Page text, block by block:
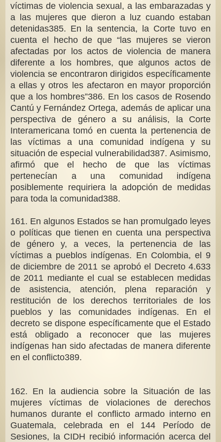
víctimas de violencia sexual, a las embarazadas y
a las mujeres que dieron a luz cuando estaban
detenidas385. En la sentencia, la Corte tuvo en
cuenta el hecho de que “las mujeres se vieron
afectadas por los actos de violencia de manera
diferente a los hombres, que algunos actos de
violencia se encontraron dirigidos específicamente
a ellas y otros les afectaron en mayor proporción
que a los hombres”386. En los casos de Rosendo
Cantú y Fernández Ortega, además de aplicar una
perspectiva de género a su análisis, la Corte
Interamericana tomó en cuenta la pertenencia de
las víctimas a una comunidad indígena y su
situación de especial vulnerabilidad387. Asimismo,
afirmó que el hecho de que las víctimas
pertenecían a una comunidad indígena
posiblemente requiriera la adopción de medidas
para toda la comunidad388.
161. En algunos Estados se han promulgado leyes
o políticas que tienen en cuenta una perspectiva
de género y, a veces, la pertenencia de las
víctimas a pueblos indígenas. En Colombia, el 9
de diciembre de 2011 se aprobó el Decreto 4.633
de 2011 mediante el cual se establecen medidas
de asistencia, atención, plena reparación y
restitución de los derechos territoriales de los
pueblos y las comunidades indígenas. En el
decreto se dispone específicamente que el Estado
está obligado a reconocer que las mujeres
indígenas han sido afectadas de manera diferente
en el conflicto389.
162. En la audiencia sobre la Situación de las
mujeres víctimas de violaciones de derechos
humanos durante el conflicto armado interno en
Guatemala, celebrada en el 144 Período de
Sesiones, la CIDH recibió información acerca del